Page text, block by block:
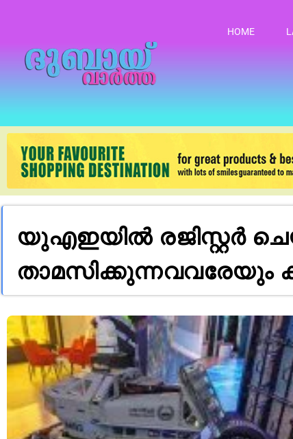
HOME
യുഎഇയിൽ രജിസ്റ്റർ
താമസിക്കുന്നവവരേയും